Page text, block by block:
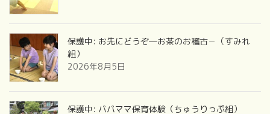
保護中: お先にどうぞ―お茶のお稽古－（すみれ
組）
2026年8月5日
保護中: パパママ保育体験（ちゅうりっぷ組）